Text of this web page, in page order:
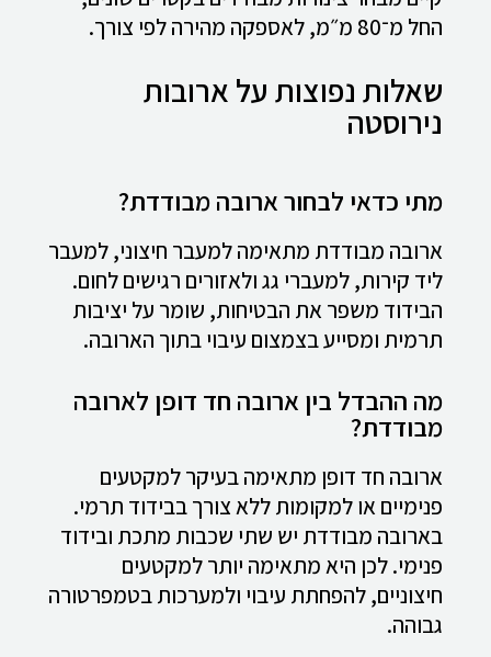
החל מ־80 מ״מ, לאספקה מהירה לפי צורך.
שאלות נפוצות על ארובות
נירוסטה
מתי כדאי לבחור ארובה מבודדת?
ארובה מבודדת מתאימה למעבר חיצוני, למעבר
ליד קירות, למעברי גג ולאזורים רגישים לחום.
הבידוד משפר את הבטיחות, שומר על יציבות
תרמית ומסייע בצמצום עיבוי בתוך הארובה.
מה ההבדל בין ארובה חד דופן לארובה
מבודדת?
ארובה חד דופן מתאימה בעיקר למקטעים
פנימיים או למקומות ללא צורך בבידוד תרמי.
בארובה מבודדת יש שתי שכבות מתכת ובידוד
פנימי. לכן היא מתאימה יותר למקטעים
חיצוניים, להפחתת עיבוי ולמערכות בטמפרטורה
גבוהה.